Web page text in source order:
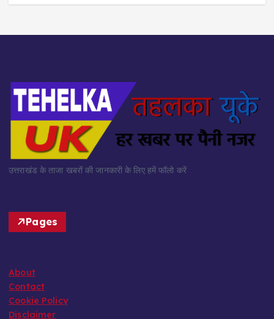
उत्तराखंड के ताजा खबरों की जानकारी के लिए हमें फॉलो करें
Pages
About
Contact
Cookie Policy
Disclaimer